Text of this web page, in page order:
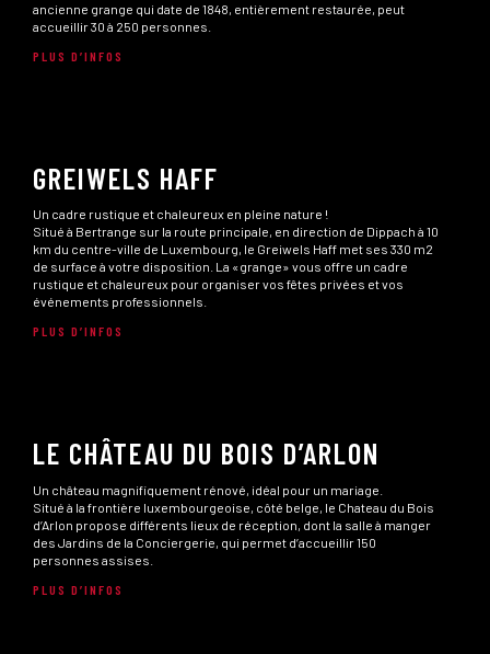
ancienne grange qui date de 1848, entièrement restaurée, peut
accueillir 30 à 250 personnes.
PLUS D’INFOS
GREIWELS HAFF
Un cadre rustique et chaleureux en pleine nature !
Situé à Bertrange sur la route principale, en direction de Dippach à 10
km du centre-ville de Luxembourg, le Greiwels Haff met ses 330 m2
de surface à votre disposition. La «grange» vous offre un cadre
rustique et chaleureux pour organiser vos fêtes privées et vos
événements professionnels.
PLUS D’INFOS
LE CHÂTEAU DU BOIS D’ARLON
Un château magnifiquement rénové, idéal pour un mariage.
Situé à la frontière luxembourgeoise, côté belge, le Chateau du Bois
d’Arlon propose différents lieux de réception, dont la salle à manger
des Jardins de la Conciergerie, qui permet d’accueillir 150
personnes assises.
PLUS D’INFOS